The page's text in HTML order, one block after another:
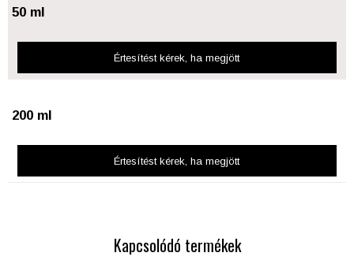
50 ml
Értesítést kérek, ha megjött
200 ml
Értesítést kérek, ha megjött
Kapcsolódó termékek